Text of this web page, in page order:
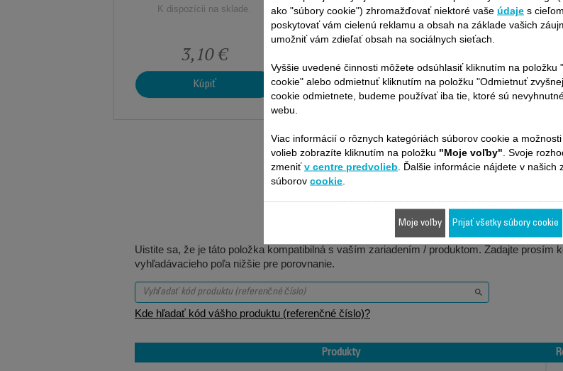
K dispozícii na sklade.
3,10 €
Kúpiť
K dispozícii na sklade.
Kúpiť
K
Je vhodné pre 2
Uistite sa, že je táto položka kompatibilná s vaším zariadením / produktom. Zadajte prosím
vyhľadávacieho poľa nižšie pre porovnanie.
Kde hľadať kód vášho produktu (referenčné číslo)?
Produkty
ako "súbory cookie") zhromažďovať niektoré vaše údaje s
poskytovať vám cielenú reklamu a obsah na základe vašich
umožniť vám zdieľať obsah na sociálnych sieťach.
Vyššie uvedené činnosti môžete odsúhlasiť kliknutím na položku
cookie" alebo odmietnuť kliknutím na položku "Odmietnuť
cookie odmietnete, budeme používať iba tie, ktoré sú
webu.
Viac informácií o rôznych kategóriách súborov cookie a
volieb zobrazíte kliknutím na položku "Moje voľby" . Svoje
zmeniťv centre predvolieb . Ďalšie informácie nájdete v našich
súborov cookie
Moje voľby Prijať všetky súbory cookie